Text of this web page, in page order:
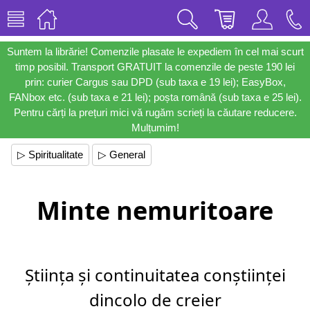
Suntem la librărie! Comenzile plasate le expediem în cel mai scurt
timp posibil. Transport GRATUIT la comenzile de peste 190 lei
prin: curier Cargus sau DPD (sub taxa e 19 lei); EasyBox,
FANbox etc. (sub taxa e 21 lei); poșta română (sub taxa e 25 lei).
Pentru cărți la prețuri mici vă rugăm scrieți la căutare reducere.
Mulțumim!
▷ Spiritualitate ▷ General
Minte nemuritoare
Știința și continuitatea conștiinței
dincolo de creier